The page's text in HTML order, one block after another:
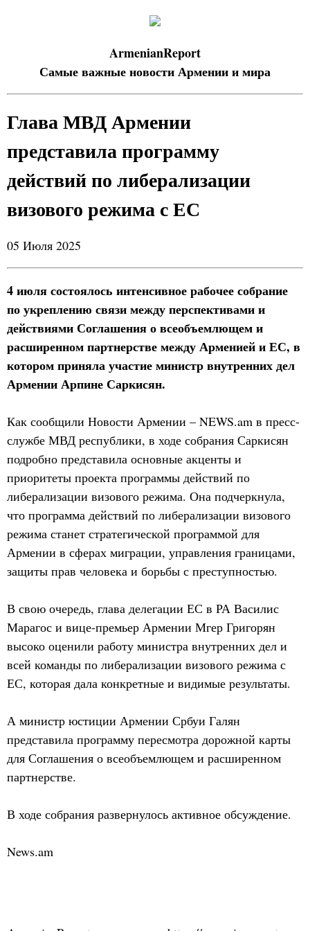
ArmenianReport
Самые важные новости Армении и мира
Глава МВД Армении
представила программу
действий по либерализации
визового режима с ЕС
05 Июля 2025
4 июля состоялось интенсивное рабочее собрание
по укреплению связи между перспективами и
действиями Соглашения о всеобъемлющем и
расширенном партнерстве между Арменией и ЕС, в
котором приняла участие министр внутренних дел
Армении Арпине Саркисян.
Как сообщили Новости Армении – NEWS.am в пресс-
службе МВД республики, в ходе собрания Саркисян
подробно представила основные акценты и
приоритеты проекта программы действий по
либерализации визового режима. Она подчеркнула,
что программа действий по либерализации визового
режима станет стратегической программой для
Армении в сферах миграции, управления границами,
защиты прав человека и борьбы с преступностью.
В свою очередь, глава делегации ЕС в РА Василис
Марагос и вице-премьер Армении Мгер Григорян
высоко оценили работу министра внутренних дел и
всей команды по либерализации визового режима с
ЕС, которая дала конкретные и видимые результаты.
А министр юстиции Армении Србуи Галян
представила программу пересмотра дорожной карты
для Соглашения о всеобъемлющем и расширенном
партнерстве.
В ходе собрания развернулось активное обсуждение.
News.am